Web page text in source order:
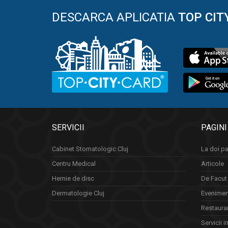
DESCARCA APLICATIA TOP
SERVICII
Cabinet Stomatologic Cluj
Centru Medical
Hernie de disc
Dermatologie Cluj
PAGINI
La doi
Articole
De
Servicii